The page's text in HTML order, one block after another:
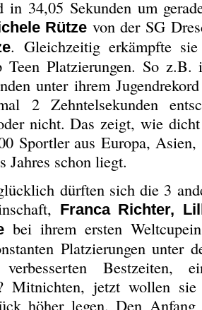
in 34,05 Sekunden um
Rütze von der SG
. Gleichzeitig erkämpfte
Teen Platzierungen. So
unter ihrem
2 Zehntelsekunden
nicht. Das zeigt, wie
Sportler aus Europa,
Jahres schon liegt.
dürften sich die 3
Franca Richter,
bei ihrem ersten
Platzierungen unter
verbesserten Bestzeiten,
Mitnichten, jetzt wollen
höher legen. Den